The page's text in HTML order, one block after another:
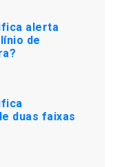
alerta
de
duas faixas